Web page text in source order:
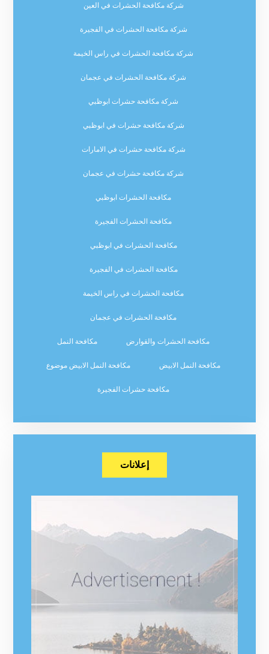
شركة مكافحة الحشرات في العين
شركة مكافحة الحشرات في الفجيرة
شركة مكافحة الحشرات في راس الخيمة
شركة مكافحة الحشرات في عجمان
شركة مكافحة حشرات ابوظبي
شركة مكافحة حشرات في ابوظبي
شركة مكافحة حشرات في الامارات
شركة مكافحة حشرات في عجمان
مكافحة الحشرات ابوظبي
مكافحة الحشرات الفجيرة
مكافحة الحشرات في ابوظبي
مكافحة الحشرات في الفجيرة
مكافحة الحشرات في راس الخيمة
مكافحة الحشرات في عجمان
مكافحة الحشرات والقوارض مكافحة النمل
مكافحة النمل الابيض مكافحة النمل الابيض موضوع
مكافحة حشرات الفجيرة
إعلانات